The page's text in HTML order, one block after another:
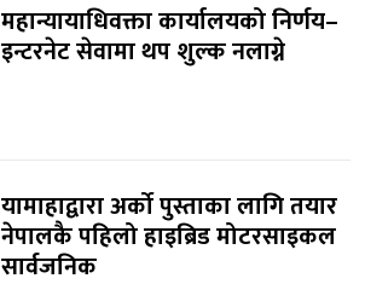
महान्यायाधिवक्ता कार्यालयको निर्णय–
इन्टरनेट सेवामा थप शुल्क नलाग्ने
यामाहाद्वारा अर्को पुस्ताका लागि तयार
नेपालकै पहिलो हाइब्रिड मोटरसाइकल
सार्वजनिक